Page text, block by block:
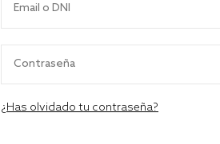
¿Has olvidado tu contraseña?